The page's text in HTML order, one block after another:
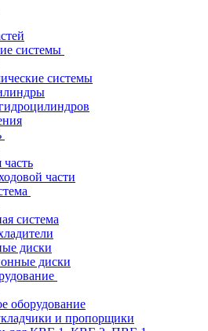
системы
системы
часть
части
система
диски
диски
оборудование
и пропорщики